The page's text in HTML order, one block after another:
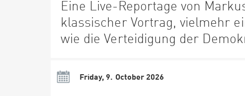
Eine Live-Reportage von
klassischer Vortrag, vielmehr
wie die Verteidigung der
Friday, 9. October 2026